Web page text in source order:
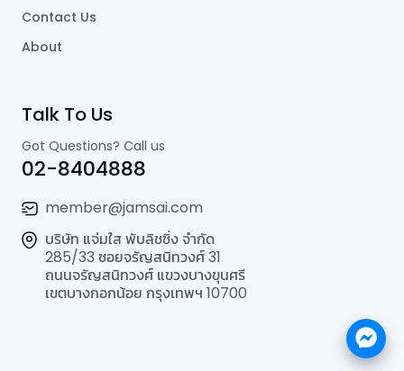
Contact Us
About
Talk To Us
Got Questions? Call us
02-8404888
member@jamsai.com
บริษัท แจ่มใส พับลิชชิ่ง จำกัด
285/33 ซอยจรัญสนิทวงศ์ 31
ถนนจรัญสนิทวงศ์ แขวงบางขุนศรี
เขตบางกอกน้อย กรุงเทพฯ 10700